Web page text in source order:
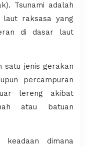
Tsunami adalah
laut raksasa yang
di dasar laut
satu jenis gerakan
percampuran
lereng akibat
atau batuan
dimana